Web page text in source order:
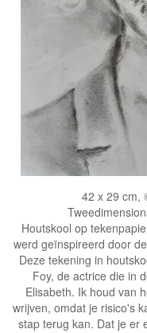
42 x 29 cm,
Houtskool op
werd geïnspireerd door
Deze tekening in
Foy, de actrice die in
Elisabeth. Ik houd van
wrijven, omdat je risico's
stap terug kan. Dat je er